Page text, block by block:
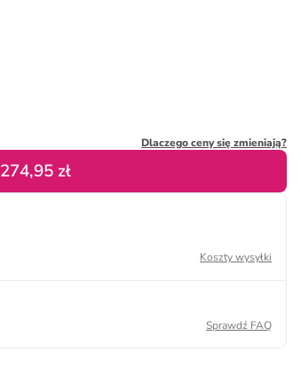
Dlaczego ceny się zmieniają?
274,95 zł
Koszty wysyłki
Sprawdź FAQ